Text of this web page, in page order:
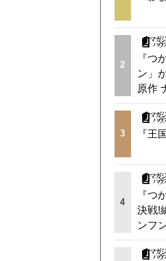
2
『つ
ン」
原作
3 『王
4
『つ
決戦!
ンフ